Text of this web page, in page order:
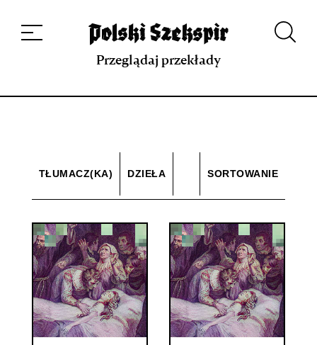
projekcie
Kontakt Indeks strony Aplikacja
Repozytorium XIX w.
Przeglądaj przekłady
TŁUMACZ(KA) DZIEŁA SORTOWANIE